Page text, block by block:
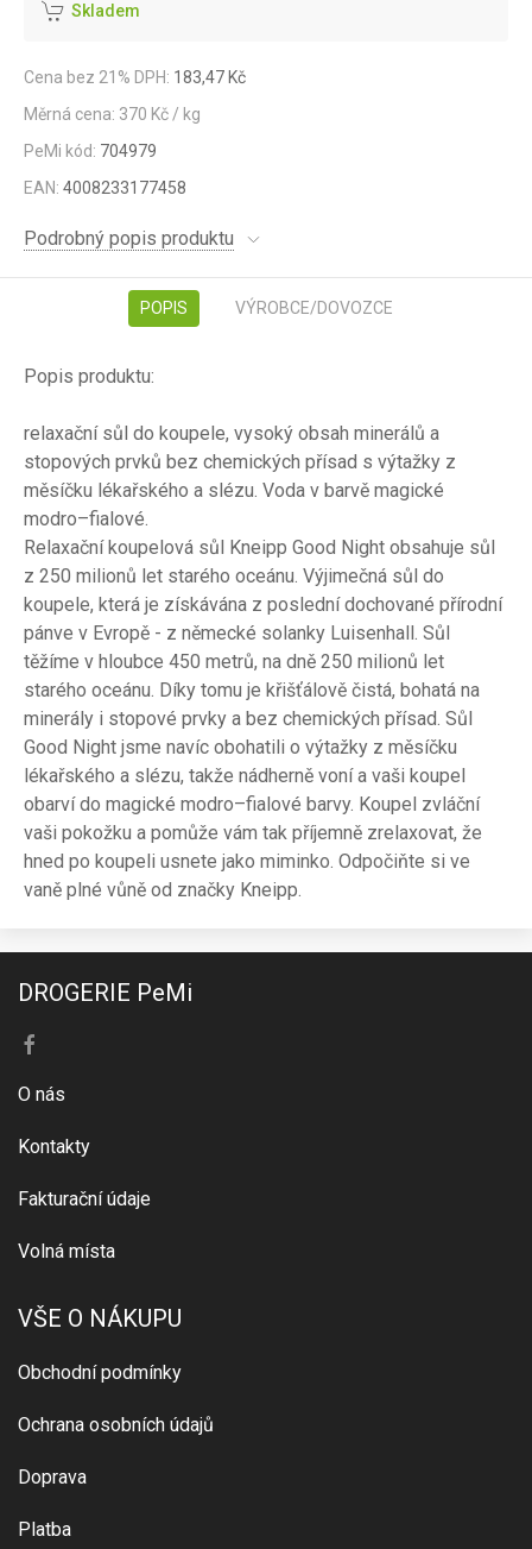
Skladem
Cena bez 21% DPH: 183,47 Kč
Měrná cena: 370 Kč / kg
PeMi kód: 704979
EAN: 4008233177458
Podrobný popis produktu
POPIS VÝROBCE/DOVOZCE
Popis produktu:
relaxační sůl do koupele, vysoký obsah minerálů a
stopových prvků bez chemických přísad s výtažky z
měsíčku lékařského a slézu. Voda v barvě magické
modro–fialové.
Relaxační koupelová sůl Kneipp Good Night obsahuje sůl
z 250 milionů let starého oceánu. Výjimečná sůl do
koupele, která je získávána z poslední dochované přírodní
pánve v Evropě - z německé solanky Luisenhall. Sůl
těžíme v hloubce 450 metrů, na dně 250 milionů let
starého oceánu. Díky tomu je křišťálově čistá, bohatá na
minerály i stopové prvky a bez chemických přísad. Sůl
Good Night jsme navíc obohatili o výtažky z měsíčku
lékařského a slézu, takže nádherně voní a vaši koupel
obarví do magické modro–fialové barvy. Koupel zvláční
vaši pokožku a pomůže vám tak příjemně zrelaxovat, že
hned po koupeli usnete jako miminko. Odpočiňte si ve
vaně plné vůně od značky Kneipp.
DROGERIE PeMi
O nás
Kontakty
Fakturační údaje
Volná místa
VŠE O NÁKUPU
Obchodní podmínky
Ochrana osobních údajů
Doprava
Platba